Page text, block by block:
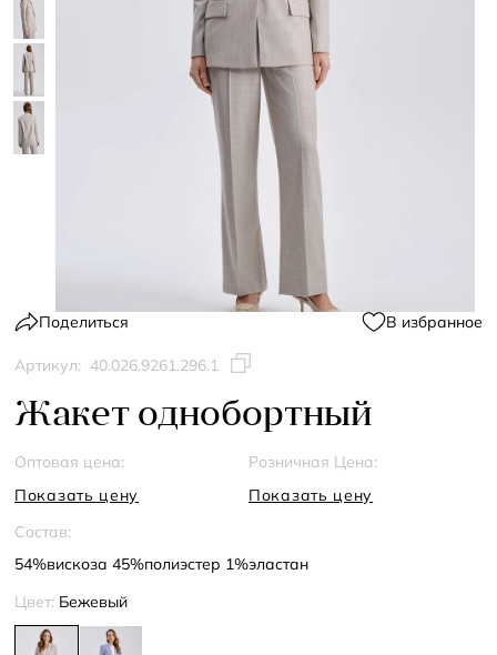
Поделиться В избранное
Артикул: 40.026.9261.296.1
Жакет однобортный
Оптовая цена:
Показать цену
Розничная Цена:
Показать цену
Состав:
54%вискоза 45%полиэстер 1%эластан
Цвет: Бежевый